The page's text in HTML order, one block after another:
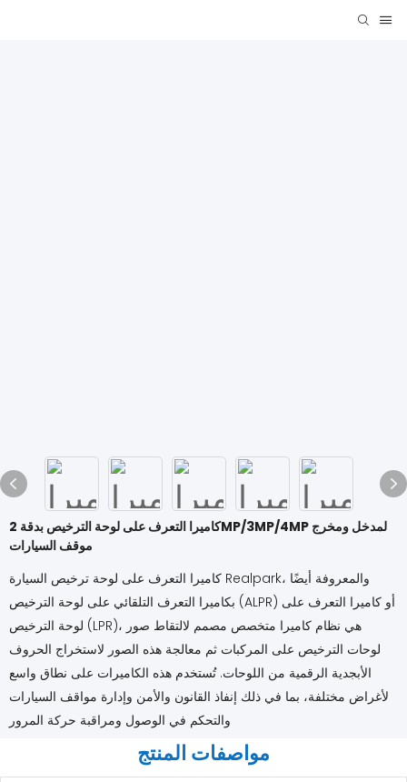
كاميرا التعرف على لوحة الترخيص بدقة 2MP/3MP/4MP لمدخل ومخرج
موقف السيارات
كاميرا التعرف على لوحة ترخيص السيارة Realpark، والمعروفة أيضًا
بكاميرا التعرف التلقائي على لوحة الترخيص (ALPR) أو كاميرا التعرف على
لوحة الترخيص (LPR)، هي نظام كاميرا متخصص مصمم لالتقاط صور
لوحات الترخيص على المركبات ثم معالجة هذه الصور لاستخراج الحروف
الأبجدية الرقمية من اللوحات. تُستخدم هذه الكاميرات على نطاق واسع
لأغراض مختلفة، بما في ذلك إنفاذ القانون والأمن وإدارة مواقف السيارات
مواصفات المنتج